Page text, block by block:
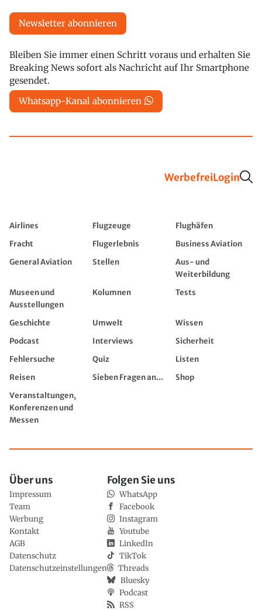
Newsletter abonnieren
Bleiben Sie immer einen Schritt voraus und erhalten Sie
Breaking News sofort als Nachricht auf Ihr Smartphone
gesendet.
Whatsapp-Kanal abonnieren
WerbefreiLogin
Airlines Flugzeuge
Flughäfen
Fracht
Flugerlebnis
Business Aviation
General Aviation
Stellen
Aus- und
Weiterbildung
Museen und
Ausstellungen
Kolumnen Tests
Geschichte Umwelt
Wissen
Podcast
Interviews
Sicherheit
Fehlersuche
Quiz
Listen
Reisen
Sieben Fragen an...
Shop
Veranstaltungen,
Konferenzen und
Messen
Über uns
Impressum
Team
Werbung
Kontakt
AGB
Datenschutz
Datenschutzeinstellungen
Folgen Sie uns
WhatsApp
Facebook
Instagram
Youtube
LinkedIn
TikTok
Threads
Bluesky
Podcast
RSS